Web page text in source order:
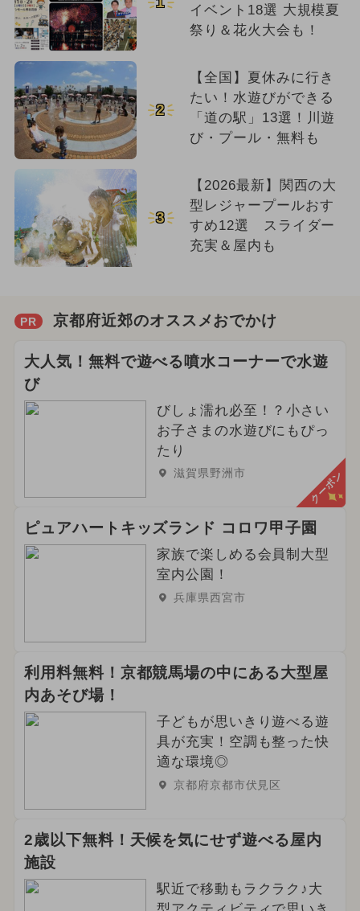
イベント18選 大規模夏
祭り＆花火大会も！
2
【全国】夏休みに行き
たい！水遊びができる
「道の駅」13選！川遊
び・プール・無料も
3
【2026最新】関西の大
型レジャープールおす
すめ12選 スライダー
充実＆屋内も
PR 京都府近郊のオススメおでかけ
大人気！無料で遊べる噴水コーナーで水遊
び
びしょ濡れ必至！？小さい
お子さまの水遊びにもぴっ
たり
滋賀県野洲市 クーポン
ピュアハートキッズランド コロワ甲子園
家族で楽しめる会員制大型
室内公園！
兵庫県西宮市
利用料無料！京都競馬場の中にある大型屋
内あそび場！
子どもが思いきり遊べる遊
具が充実！空調も整った快
適な環境◎
京都府京都市伏見区
2歳以下無料！天候を気にせず遊べる屋内
施設
駅近で移動もラクラク♪大